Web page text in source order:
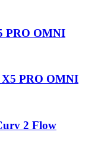
PRO OMNI
X5 PRO OMNI
2 Flow